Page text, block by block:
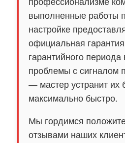
выполненные работы
настройке
официальная
гарантийного периода
проблемы с сигналом
— мастер устранит их
максимально быстро.
Мы гордимся
отзывами наших